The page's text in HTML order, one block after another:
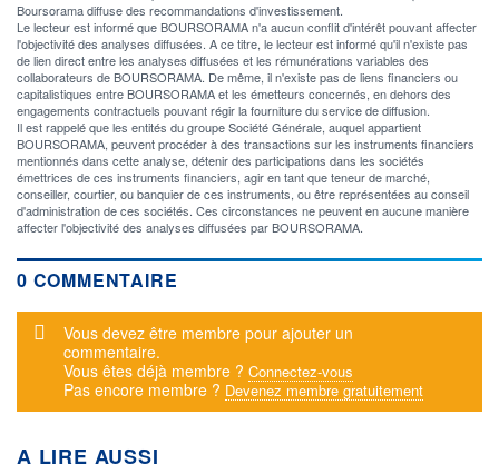
Boursorama diffuse des recommandations d'investissement.
Le lecteur est informé que BOURSORAMA n'a aucun conflit d'intérêt pouvant affecter
l'objectivité des analyses diffusées. A ce titre, le lecteur est informé qu'il n'existe pas
de lien direct entre les analyses diffusées et les rémunérations variables des
collaborateurs de BOURSORAMA. De même, il n'existe pas de liens financiers ou
capitalistiques entre BOURSORAMA et les émetteurs concernés, en dehors des
engagements contractuels pouvant régir la fourniture du service de diffusion.
Il est rappelé que les entités du groupe Société Générale, auquel appartient
BOURSORAMA, peuvent procéder à des transactions sur les instruments financiers
mentionnés dans cette analyse, détenir des participations dans les sociétés
émettrices de ces instruments financiers, agir en tant que teneur de marché,
conseiller, courtier, ou banquier de ces instruments, ou être représentées au conseil
d'administration de ces sociétés. Ces circonstances ne peuvent en aucune manière
affecter l'objectivité des analyses diffusées par BOURSORAMA.
0 COMMENTAIRE
Message d'alerte
Vous devez être membre pour ajouter un
commentaire.
Vous êtes déjà membre ? Connectez-vous
Pas encore membre ? Devenez membre gratuitement
A LIRE AUSSI